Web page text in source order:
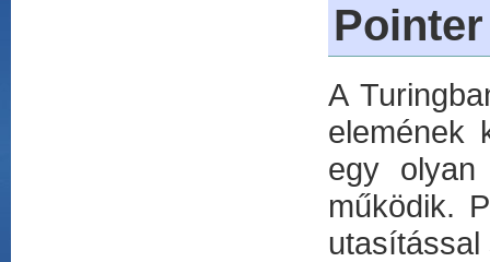
A
elemének
egy olyan
működik.
utasítással